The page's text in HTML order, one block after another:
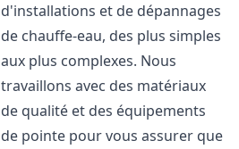
d'installations et de dépannages
de chauffe-eau, des plus simples
aux plus complexes. Nous
travaillons avec des matériaux
de qualité et des équipements
de pointe pour vous assurer que